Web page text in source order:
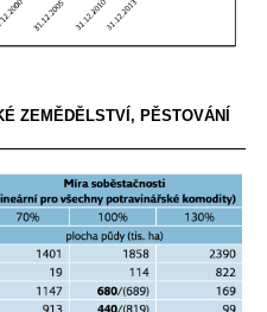
ZEMĚDĚLSTVÍ, PĚSTOVÁNÍ